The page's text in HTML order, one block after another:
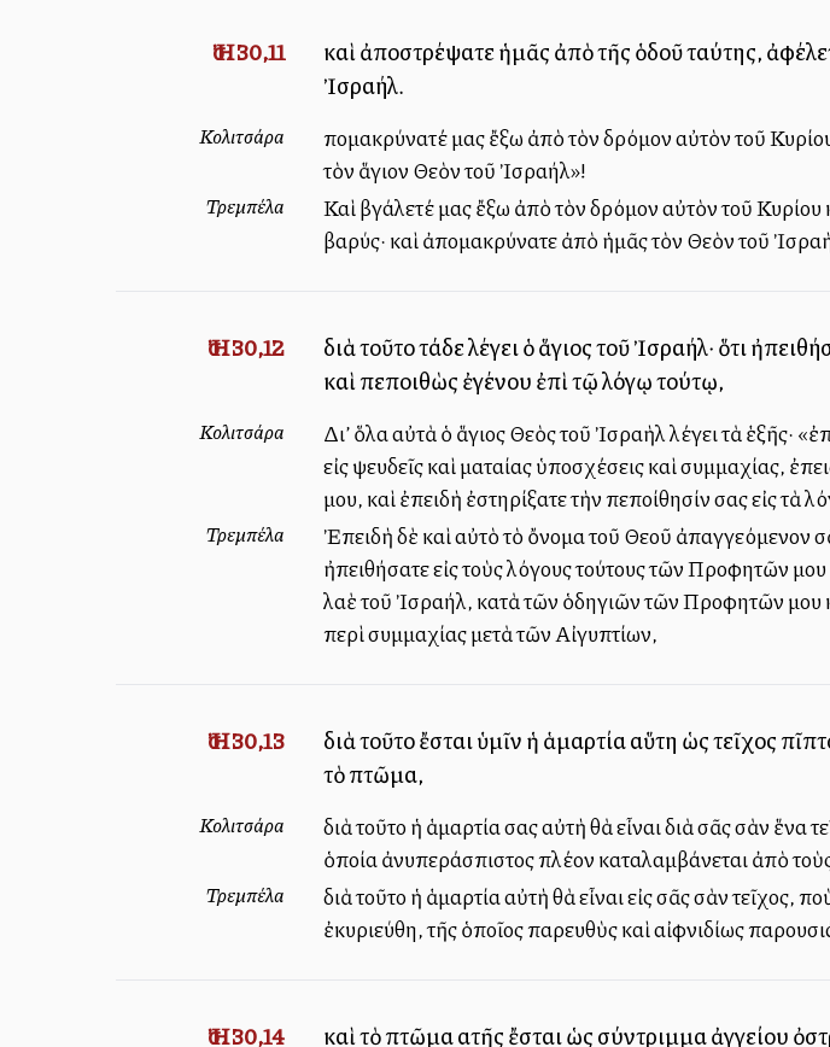
Ἠσ. 30,11
καὶ ἀποστρέψατε ἡμᾶς ἀπὸ τῆς ὁδοῦ ταύτης,
Ἰσραήλ.
Κολιτσάρα
Ἀπομακρύνατέ μας ἔξω ἀπὸ τὸν δρόμον αὐτὸν τοῦ
τὸν ἅγιον Θεὸν τοῦ Ἰσραήλ»!
Τρεμπέλα
Καὶ βγάλετέ μας ἔξω ἀπὸ τὸν δρόμον αὐτὸν τοῦ
βαρύς· καὶ ἀπομακρύνατε ἀπὸ ἡμᾶς τὸν Θεὸν τοῦ
Ἠσ. 30,12
διὰ τοῦτο τάδε λέγει ὁ ἅγιος τοῦ Ἰσραήλ· ὅτι
καὶ πεποιθὼς ἐγένου ἐπὶ τῷ λόγῳ τούτῳ,
Κολιτσάρα
Δι’ ὅλα αὐτὰ ὁ ἅγιος Θεὸς τοῦ Ἰσραὴλ λέγει τὰ ἑξῆς·
εἰς ψευδεῖς καὶ ματαίας ὑποσχέσεις καὶ συμμαχίας,
μου, καὶ ἐπειδὴ ἐστηρίξατε τὴν πεποίθησίν σας εἰς τὰ
Τρεμπέλα
Ἐπειδὴ δὲ καὶ αὐτὸ τὸ ὄνομα τοῦ Θεοῦ ἀπαγγελλόμενον
ἠπειθήσατε εἰς τοὺς λόγους τούτους τῶν Προφητῶν μου
λαὲ τοῦ Ἰσραήλ, κατὰ τῶν ὁδηγιῶν τῶν Προφητῶν μου
περὶ συμμαχίας μετὰ τῶν Αἰγυπτίων,
Ἠσ. 30,13
διὰ τοῦτο ἔσται ὑμῖν ἡ ἁμαρτία αὕτη ὡς τεῖχος
τὸ πτῶμα,
Κολιτσάρα
διὰ τοῦτο ἡ ἁμαρτία σας αὐτὴ θὰ εἶναι διὰ σᾶς σὰν ἕνα
ὁποία ἀνυπεράσπιστος πλέον καταλαμβάνεται ἀπὸ
Τρεμπέλα
διὰ τοῦτο ἡ ἁμαρτία αὐτὴ θὰ εἶναι εἰς σᾶς σὰν τεῖχος,
ἐκυριεύθη, τῆς ὁποῖος παρευθὺς καὶ αἰφνιδίως
Ἠσ. 30,14 καὶ τὸ πτῶμα αὐτῆς ἔσται ὡς σύντριμμα ἀγγείου